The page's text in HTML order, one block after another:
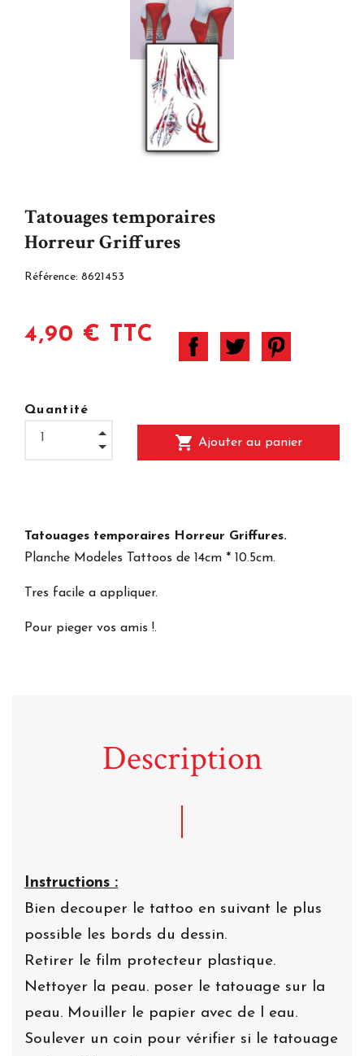
Tatouages temporaires
Horreur Griffures
Référence: 8621453
4,90 € TTC
Quantité
shopping_cart Ajouter au panier
Tatouages temporaires Horreur Griffures.
Planche Modeles Tattoos de 14cm * 10.5cm.
Tres facile a appliquer.
Pour pieger vos amis !.
Description
Instructions :
Bien decouper le tattoo en suivant le plus
possible les bords du dessin.
Retirer le film protecteur plastique.
Nettoyer la peau. poser le tatouage sur la
peau. Mouiller le papier avec de l eau.
Soulever un coin pour vérifier si le tatouage